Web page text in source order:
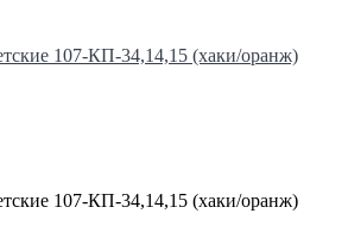
107-КП-34,14,15 (хаки/оранж)
107-КП-34,14,15 (хаки/оранж)